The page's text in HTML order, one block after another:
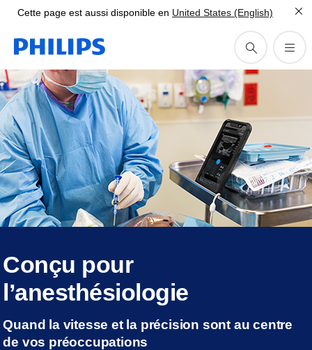
Cette page est aussi disponible en United States (English)
Conçu pour
l’anesthésiologie
Quand la vitesse et la précision sont au centre
de vos préoccupations